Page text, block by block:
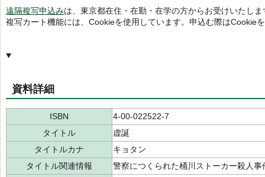
遠隔複写申込みは、東京都在住・在勤・在学の方からお受けいたしま
複写カート機能には、Cookieを使用しています。申込む際はCookie
資料詳細
ISBN
4-00-022522-7
タイトル
虚誕
タイトルカナ
キョタン
タイトル関連情報
警察につくられた桶川ストーカー殺人事